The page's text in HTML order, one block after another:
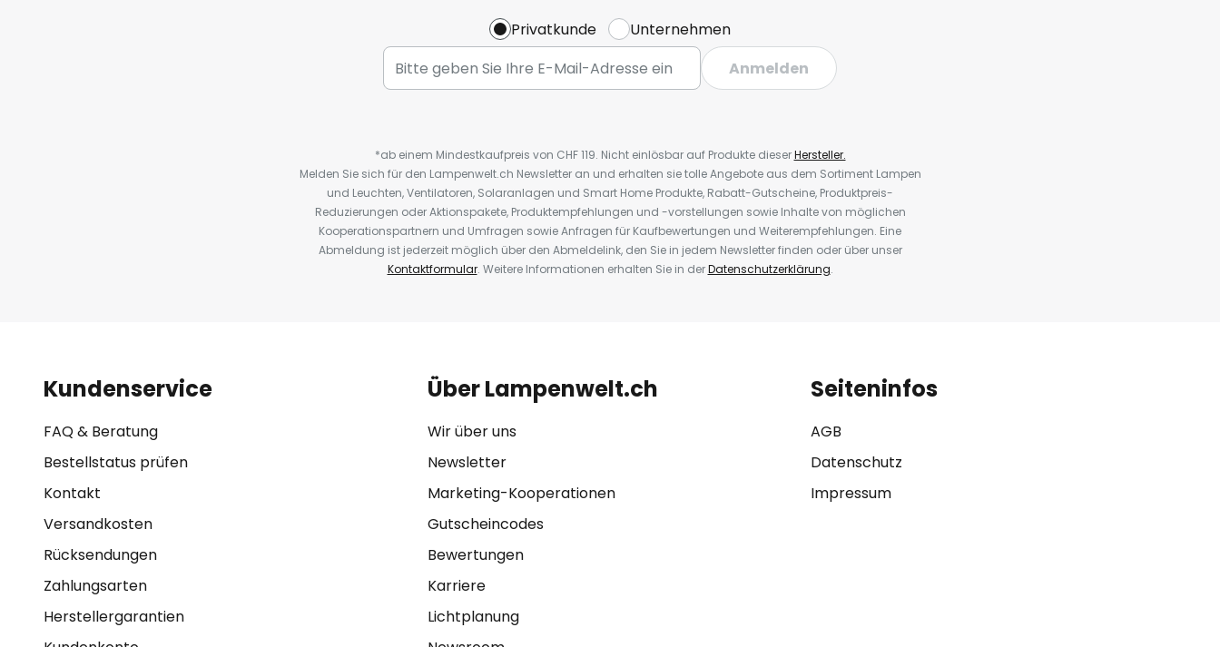
Privatkunde
Unternehmen
Anmelden
*ab einem Mindestkaufpreis von CHF 119. Nicht einlösbar auf Produkte dieserHersteller.
Melden Sie sich für den Lampenwelt.ch Newsletter an und erhalten sie tolle Angebote aus dem Sortiment Lampen
und Leuchten, Ventilatoren, Solaranlagen und Smart Home Produkte, Rabatt-Gutscheine, Produktpreis-
Reduzierungen oder Aktionspakete, Produktempfehlungen und -vorstellungen sowie Inhalte von möglichen
Kooperationspartnern und Umfragen sowie Anfragen für Kaufbewertungen und Weiterempfehlungen. Eine
Abmeldung ist jederzeit möglich über den Abmeldelink, den Sie in jedem Newsletter finden oder über unser
Kontaktformular. Weitere Informationen erhalten Sie in derDatenschutzerklärung.
Kundenservice
FAQ & Beratung
Bestellstatus prüfen
Kontakt
Versandkosten
Rücksendungen
Zahlungsarten
Herstellergarantien
Über Lampenwelt.ch
Wir über uns
Newsletter
Marketing-Kooperationen
Gutscheincodes
Bewertungen
Karriere
Lichtplanung
Seiteninfos
AGB
Datenschutz
Impressum